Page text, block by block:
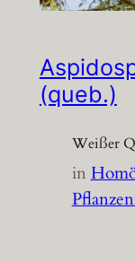
(queb.)
Weißer
in